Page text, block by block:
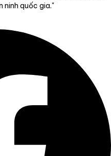
ninh quốc gia."